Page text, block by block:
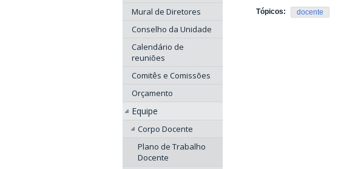
Mural de Diretores
Conselho da Unidade
Calendário de
reuniões
Comitês e Comissões
Orçamento
Equipe
Corpo Docente
Plano de Trabalho
Docente
Tópicos: docente